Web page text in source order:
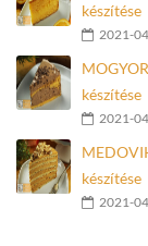
készítése
2021-
készítése
2021-
készítése
2021-